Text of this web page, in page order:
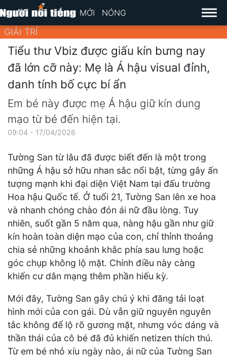
MỚI NÓNG
GIẢI TRÍ
Tiểu thư Vbiz được giấu kín bưng nay
đã lớn cỡ này: Mẹ là Á hậu visual đỉnh,
danh tính bố cực bí ẩn
Em bé này được mẹ Á hậu giữ kín dung
mạo từ bé đến hiện tại.
09:04 - 17/04/2026
Tường San từ lâu đã được biết đến là một trong
những Á hậu sở hữu nhan sắc nổi bật, từng gây ấn
tượng mạnh khi đại diện Việt Nam tại đấu trường
Hoa hậu Quốc tế. Ở tuổi 21, Tường San lên xe hoa
và nhanh chóng chào đón ái nữ đầu lòng. Tuy
nhiên, suốt gần 5 năm qua, nàng hậu gần như giữ
kín hoàn toàn diện mạo của con, chỉ thỉnh thoảng
chia sẻ những khoảnh khắc phía sau lưng hoặc
góc chụp không lộ mặt. Chính điều này càng
khiến cư dân mạng thêm phần hiếu kỳ.
Mới đây, Tường San gây chú ý khi đăng tải loạt
hình mới của con gái. Dù vẫn giữ nguyên nguyên
tắc không để lộ rõ gương mặt, nhưng vóc dáng và
thần thái của cô bé đã đủ khiến netizen thích thú.
Từ em bé nhỏ xíu ngày nào, ái nữ của Tường San